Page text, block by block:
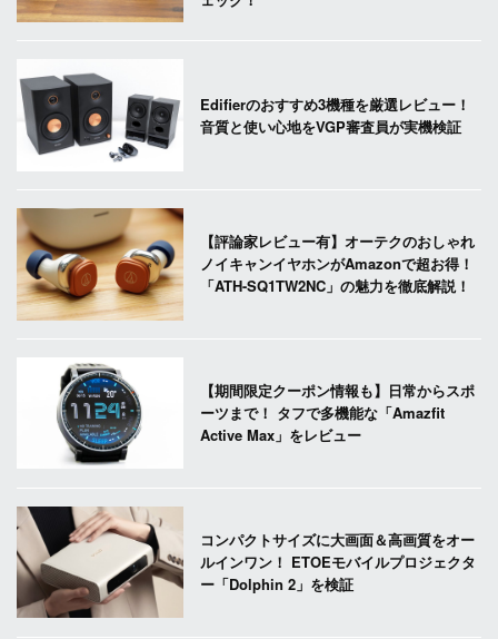
Edifierのおすすめ3機種を厳選レビュー！
音質と使い心地をVGP審査員が実機検証
【評論家レビュー有】オーテクのおしゃれ
ノイキャンイヤホンがAmazonで超お得！
「ATH-SQ1TW2NC」の魅力を徹底解説！
【期間限定クーポン情報も】日常からスポ
ーツまで！ タフで多機能な「Amazfit
Active Max」をレビュー
コンパクトサイズに大画面＆高画質をオー
ルインワン！ ETOEモバイルプロジェクタ
ー「Dolphin 2」を検証